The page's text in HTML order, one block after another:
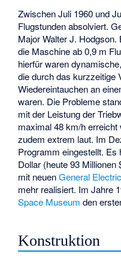
Zwischen Juli 1960 und
Flugstunden absolviert.
Major Walter J.
die Maschine ab 0,9 m
hierfür waren
die durch das kurzzeitige
Wiedereintauchen an
waren. Die Probleme
mit der Leistung der
maximal 48 km/h
zudem extrem laut. Im
Programm eingestellt. Es
Dollar (heute 93
mit neuenGeneral
mehr realisiert. Im Jahre
Space Museum den
Konstruktion